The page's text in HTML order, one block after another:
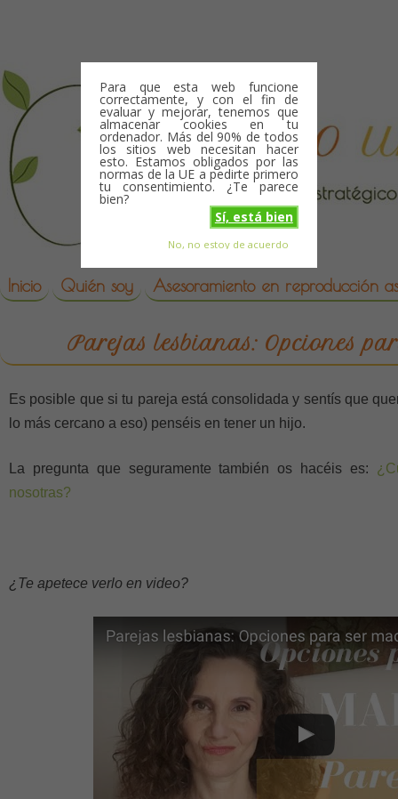
Para que esta web funcione
correctamente, y con el fin de
evaluar y mejorar, tenemos que
almacenar cookies en tu
ordenador. Más del 90% de todos
los sitios web necesitan hacer
esto. Estamos obligados por las
normas de la UE a pedirte primero
tu consentimiento. ¿Te parece
bien?
Sí, está bien
No, no estoy de acuerdo
reproduccion asistida
Skip to content
Inicio Quién soy Asesoramiento en reproducción
Parejas lesbianas: Opciones
Es posible que si tu pareja está consolidada y sentís que
lo más cercano a eso) penséis en tener un hijo.
La pregunta que seguramente también os hacéis es:
nosotras?
¿Te apetece verlo en video?